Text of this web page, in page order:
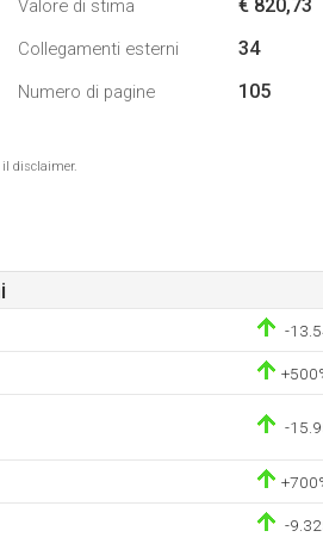
Valore di stima € 820,73
Collegamenti esterni 34
Numero di pagine 105
disclaimer.
-
-
-